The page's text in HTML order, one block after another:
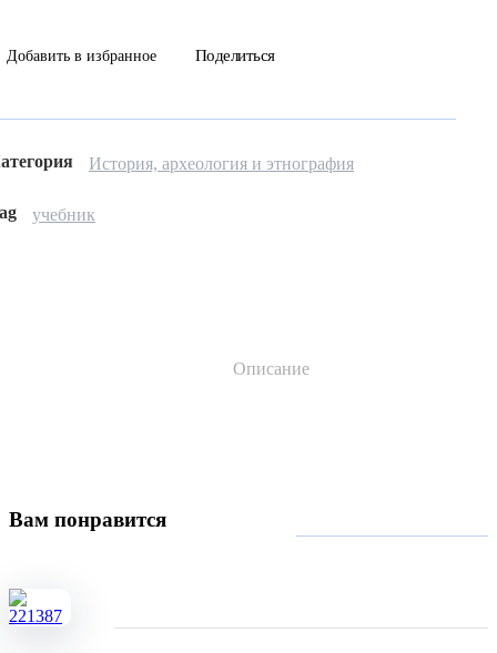
Добавить в избранное Поделиться
История, археология и этнография
учебник
Описание
Вам понравится